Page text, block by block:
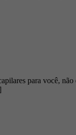
para você, não